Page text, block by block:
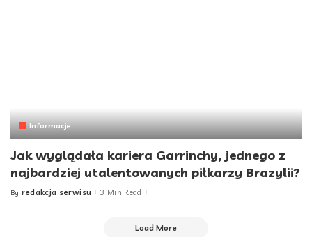
Informacje
Jak wyglądała kariera Garrinchy, jednego z
najbardziej utalentowanych piłkarzy Brazylii?
Posted
By redakcja serwisu 3 Min Read
Load More